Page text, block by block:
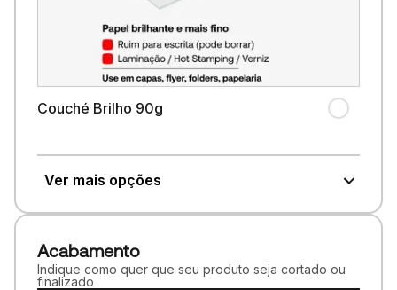
Couché Brilho 90g
Ver mais opções
Acabamento
Indique como quer que seu produto seja cortado ou
finalizado